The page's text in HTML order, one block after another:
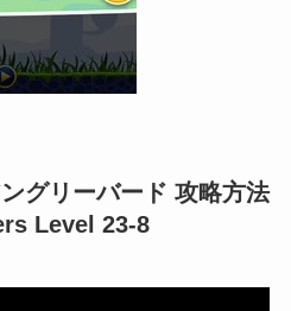
グリーバード 攻略方法
Level 23-8